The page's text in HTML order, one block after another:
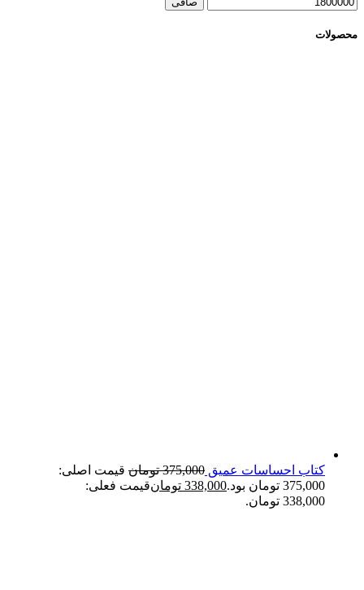
محصولات
کتاب احساسات عمیق 375,000 تومان قیمت اصلی:
375,000 تومان بود.
338,000 تومانقیمت فعلی:
338,000 تومان.